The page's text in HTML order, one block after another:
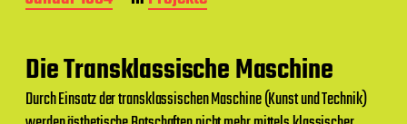
e
t
r
a
g
Die Transklassische Maschine
Durch Einsatz der transklassischen Maschine (Kunst und Technik)